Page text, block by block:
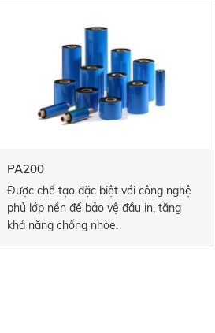
PA200
Được chế tạo đặc biệt với công nghệ
phủ lớp nền để bảo vệ đầu in, tăng
khả năng chống nhòe.